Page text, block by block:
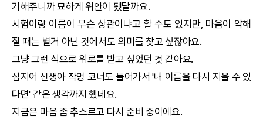
기해주니까 묘하게 위안이 됐달까요.
시험이랑 이름이 무슨 상관이냐고 할 수도 있지만, 마음이 약해
질 때는 별거 아닌 것에서도 의미를 찾고 싶잖아요.
그냥 그런 식으로 위로를 받고 싶었던 것 같아요.
심지어 신생아 작명 코너도 들어가서 '내 이름을 다시 지을 수 있
다면' 같은 생각까지 했네요.
지금은 마음 좀 추스르고 다시 준비 중이에요.